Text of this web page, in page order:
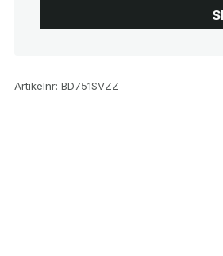
Artikelnr: BD751SVZZ